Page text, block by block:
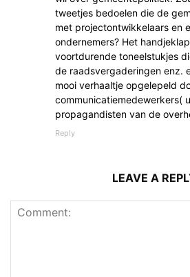
tweetjes bedoelen die de
met projectontwikkelaars en
ondernemers? Het
voortdurende toneelstukjes
de raadsvergaderingen enz.
mooi verhaaltje opgelepeld
communicatiemedewerkers(
propagandisten van de
Reply
LEAVE A